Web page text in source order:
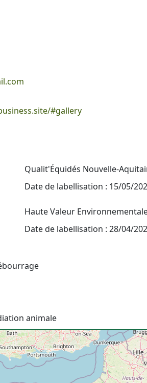
#gallery
Qualit'Équidés Nouvelle-
Date de labellisation : 15/05/
Haute Valeur
Date de labellisation : 28/04/
animale